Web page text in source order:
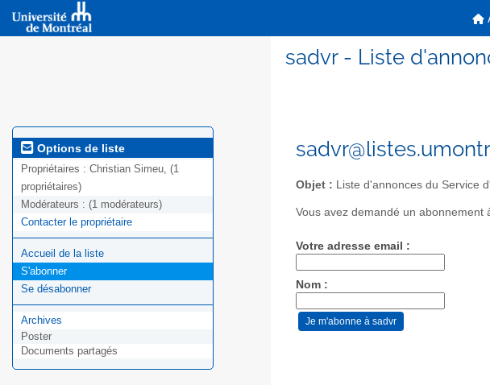
sadvr - Liste
Options de liste
Propriétaires : Christian Simeu, (1
propriétaires)
Modérateurs : (1 modérateurs)
Contacter le propriétaire
Accueil de la liste
S'abonner
Se désabonner
Archives
Poster
Documents partagés
Objet : Liste d'annonces du Service
Vous avez demandé un
Votre adresse email :
Nom :